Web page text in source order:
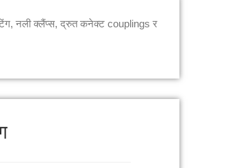
नली क्लैंप्स, द्रुत कनेक्ट couplings र